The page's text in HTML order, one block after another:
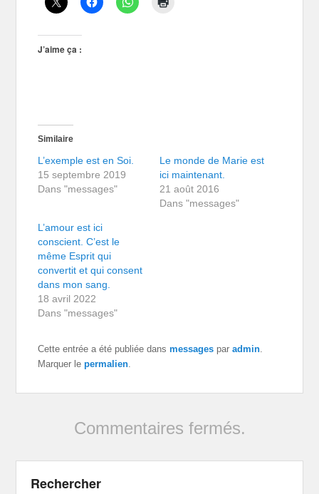
J’aime ça :
Similaire
L’exemple est en Soi.
15 septembre 2019
Dans "messages"
Le monde de Marie est
ici maintenant.
21 août 2016
Dans "messages"
L’amour est ici
conscient. C’est le
même Esprit qui
convertit et qui consent
dans mon sang.
18 avril 2022
Dans "messages"
Cette entrée a été publiée dansmessages paradmin.
Marquer lepermalien.
Commentaires fermés.
Rechercher